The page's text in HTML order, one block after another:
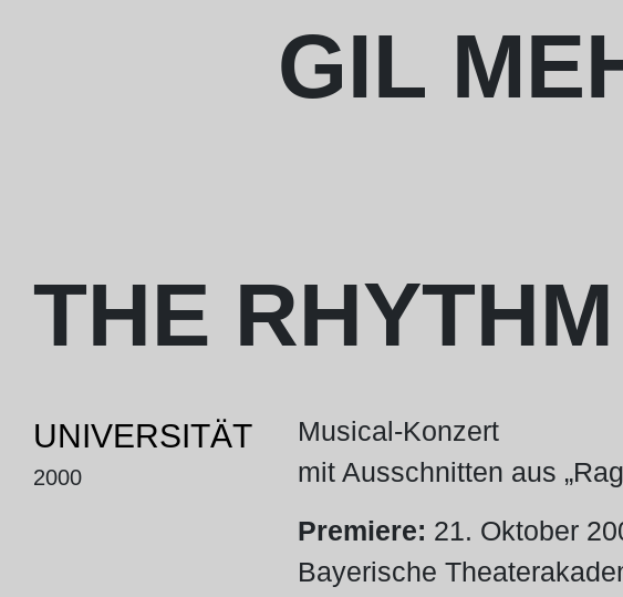
GIL
THE
UNIVERSITÄT
2000
Musical-Konzert
mit Ausschnitten aus
Premiere: 21. Oktober
Bayerische